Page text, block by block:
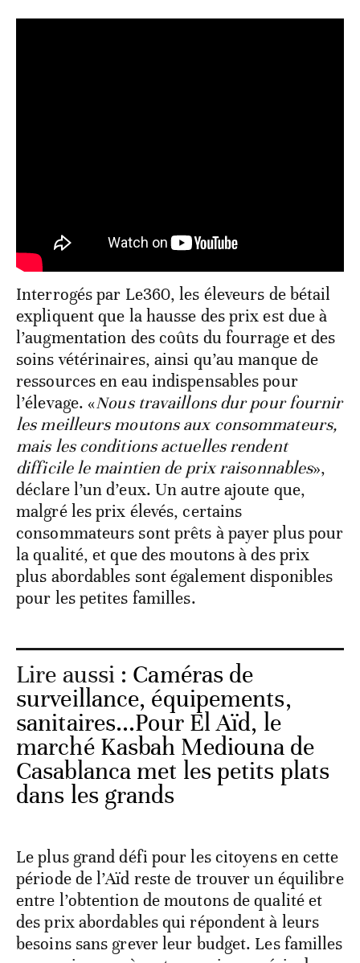
Interrogés par Le360, les éleveurs de bétail
expliquent que la hausse des prix est due à
l’augmentation des coûts du fourrage et des
soins vétérinaires, ainsi qu’au manque de
ressources en eau indispensables pour
l’élevage. «Nous travaillons dur pour fournir
les meilleurs moutons aux consommateurs,
mais les conditions actuelles rendent
difficile le maintien de prix raisonnables»,
déclare l’un d’eux. Un autre ajoute que,
malgré les prix élevés, certains
consommateurs sont prêts à payer plus pour
la qualité, et que des moutons à des prix
plus abordables sont également disponibles
pour les petites familles.
Lire aussi : Caméras de
surveillance, équipements,
sanitaires...Pour El Aïd, le
marché Kasbah Mediouna de
Casablanca met les petits plats
dans les grands
Le plus grand défi pour les citoyens en cette
période de l’Aïd reste de trouver un équilibre
entre l’obtention de moutons de qualité et
des prix abordables qui répondent à leurs
besoins sans grever leur budget. Les familles